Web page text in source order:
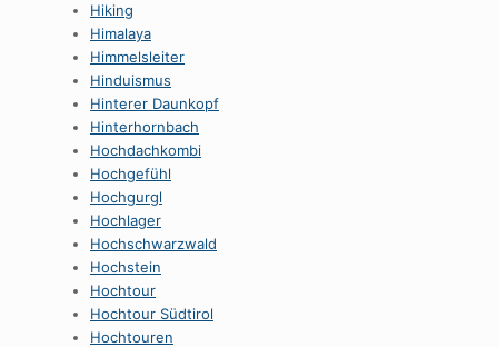
Hiking
Himalaya
Himmelsleiter
Hinduismus
Hinterer Daunkopf
Hinterhornbach
Hochdachkombi
Hochgefühl
Hochgurgl
Hochlager
Hochschwarzwald
Hochstein
Hochtour
Hochtour Südtirol
Hochtouren